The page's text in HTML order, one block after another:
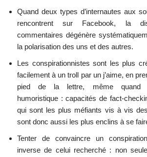
Quand deux types d’internautes aux
rencontrent sur Facebook, la
commentaires dégénère
la polarisation des uns et des autres.
Les conspirationnistes sont les plus
facilement à un troll par un j’aime, en
pied de la lettre, même quand
humoristique : capacités de fact-
qui sont les plus méfiants vis à vis
sont donc aussi les plus enclins à se
Tenter de convaincre un
inverse de celui recherché : non